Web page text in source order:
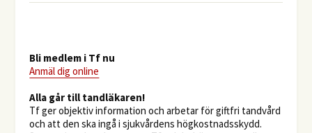
Bli medlem i Tf nu
Anmäl dig online
​Alla går till tandläkaren!
Tf ger objektiv information och arbetar för giftfri tandvård
och att den ska ingå i sjukvårdens högkostnadsskydd.